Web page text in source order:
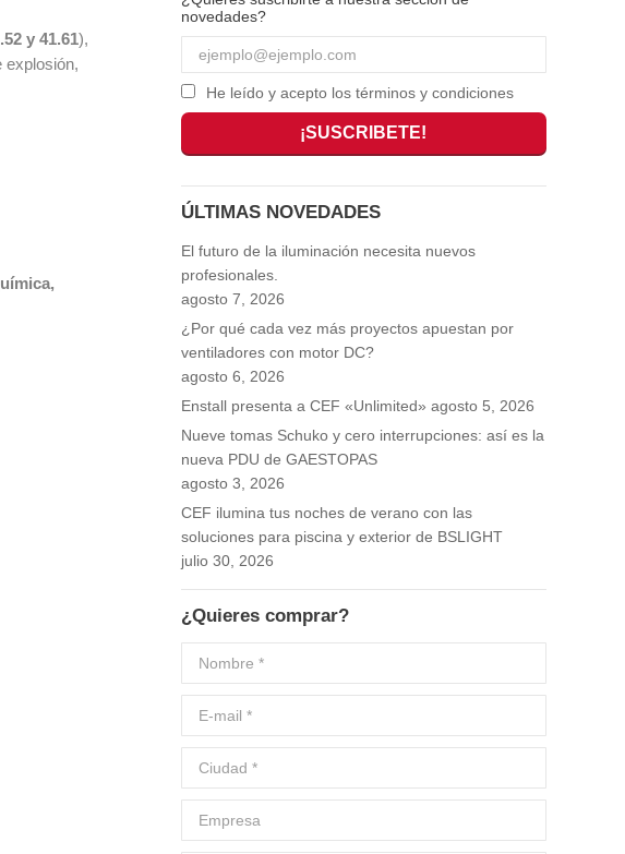
y 41.61),
explosión,
novedades?
He leído y acepto los términos y condiciones
ÚLTIMAS NOVEDADES
El futuro de la iluminación necesita nuevos
profesionales.
agosto 7, 2026
¿Por qué cada vez más proyectos apuestan por
ventiladores con motor DC?
agosto 6, 2026
Enstall presenta a CEF «Unlimited» agosto 5, 2026
Nueve tomas Schuko y cero interrupciones: así es la
nueva PDU de GAESTOPAS
agosto 3, 2026
CEF ilumina tus noches de verano con las
soluciones para piscina y exterior de BSLIGHT
julio 30, 2026
¿Quieres comprar?
Nombre *
E-mail *
Ciudad *
Empresa